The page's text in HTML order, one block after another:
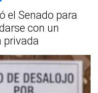
el Senado para
con un
privada